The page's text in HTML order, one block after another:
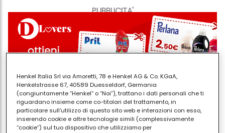
PUBBLICITA'
Henkel Italia Srl via Amoretti, 78 e Henkel AG & Co. KGaA,
Henkelstrasse 67, 40589 Duesseldorf, Germania
(congiuntamente “Henkel” o “Noi”), trattano i dati personali che ti
riguardano insieme come co-titolari del trattamento, in
particolare sull'utilizzo di questo sito web e interazioni con esso,
inserendo cookie e altre tecnologie simili (complessivamente
“cookie”) sul tuo dispositivo che utilizziamo per